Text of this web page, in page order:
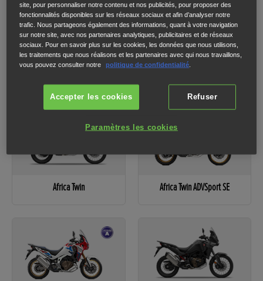
Trail
1
Choix du
modèle
2
Vos
coordonnées
3
Africa Twin Africa Twin ADVSport SE
site, pour personnaliser notre contenu et nos publicités, pour proposer des
fonctionnalités disponibles sur les réseaux sociaux et afin d’analyser notre
trafic. Nous partageons également des informations, quant à votre navigation
sur notre site, avec nos partenaires analytiques, publicitaires et de réseaux
sociaux. Pour en savoir plus sur les cookies, les données que nous utilisons,
les traitements que nous réalisons et les partenaires avec qui nous travaillons,
vous pouvez consulter notre
politique de confidentialité
Refuser
Accepter les cookies
Paramètres les cookies